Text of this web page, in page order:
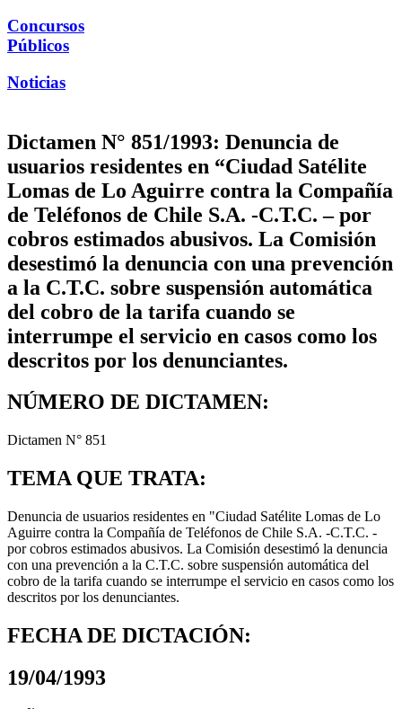
Concursos
Públicos
Noticias
Dictamen N° 851/1993: Denuncia de
usuarios residentes en “Ciudad Satélite
Lomas de Lo Aguirre contra la Compañía
de Teléfonos de Chile S.A. -C.T.C. – por
cobros estimados abusivos. La Comisión
desestimó la denuncia con una prevención
a la C.T.C. sobre suspensión automática
del cobro de la tarifa cuando se
interrumpe el servicio en casos como los
descritos por los denunciantes.
NÚMERO DE DICTAMEN:
Dictamen N° 851
TEMA QUE TRATA:
Denuncia de usuarios residentes en "Ciudad Satélite Lomas de Lo
Aguirre contra la Compañía de Teléfonos de Chile S.A. -C.T.C. -
por cobros estimados abusivos. La Comisión desestimó la denuncia
con una prevención a la C.T.C. sobre suspensión automática del
cobro de la tarifa cuando se interrumpe el servicio en casos como los
descritos por los denunciantes.
FECHA DE DICTACIÓN:
19/04/1993